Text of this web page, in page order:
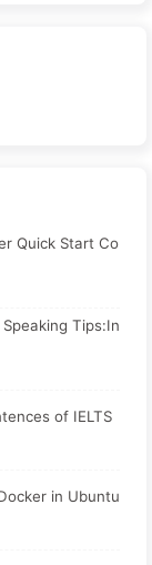
Quick Start Co
Speaking Tips:In
of IELTS
in Ubuntu